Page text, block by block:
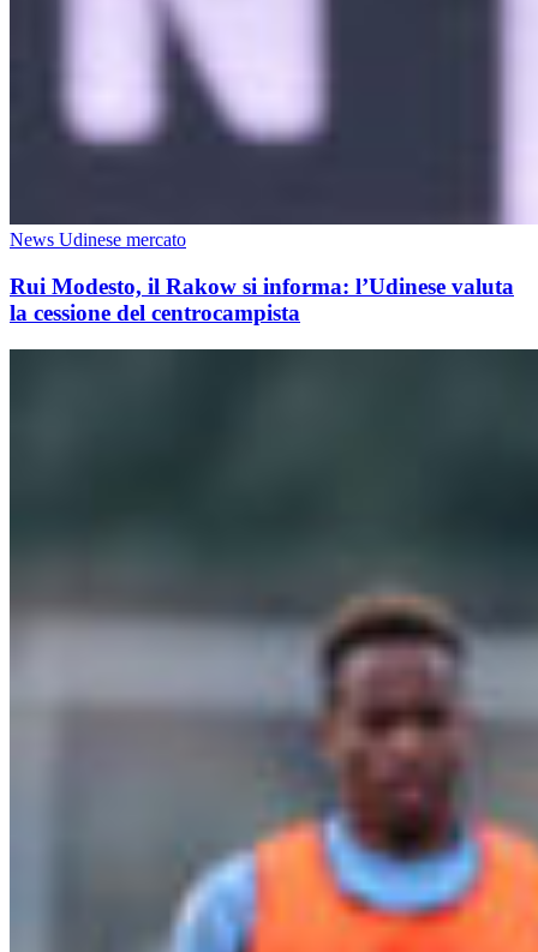
News Udinese mercato
Rui Modesto, il Rakow si informa: l’Udinese valuta
la cessione del centrocampista